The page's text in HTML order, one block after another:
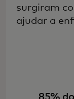
surgiram
ajudar a
85%